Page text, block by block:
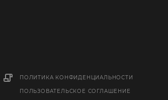
ПОЛИТИКА КОНФИДЕНЦИАЛЬНОСТИ
ПОЛЬЗОВАТЕЛЬСКОЕ СОГЛАШЕНИЕ